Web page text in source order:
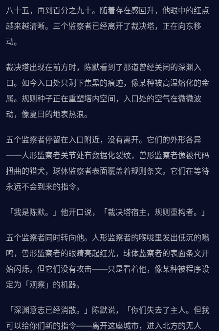
八十五，再到百分之九十。随着存在感回升，他眼中的红点
越来越清晰。三个监察者已经离开了裁决塔，正在向东移
动。
裁决塔出现在前方时，陈默看到了那道曾经关闭的深渊入
口。如今入口处只剩下焦黑的痕迹，像某种被高温熔化的金
属。规则种子正在重塑塔内空间，入口处的空气在微微波
动，像夏日的地表热浪。
五个监察者停留在入口附近，没有离开。它们的外形各异
——人形监察者关节处有数据化裂纹，兽形监察者像被代码
扭曲的猎犬，球体监察者表面覆盖着规则条文。它们在等待
永远不会到来的指令。
「我是陈默。」他开口说，「裁决塔宿主，规则重构者。」
五个监察者同时转向他。人形监察者的喉咙里发出低沉的嗡
鸣，兽形监察者的眼睛亮起红光，球体监察者的表面条文开
始闪烁。但它们没有攻击——只是看着他，像某种被程序设
定为「观察」的机器。
「深渊意志已经消散。」陈默说，「你们失去了主人。但我
可以给你们新的指令——离开这座城市，进入北方的无人